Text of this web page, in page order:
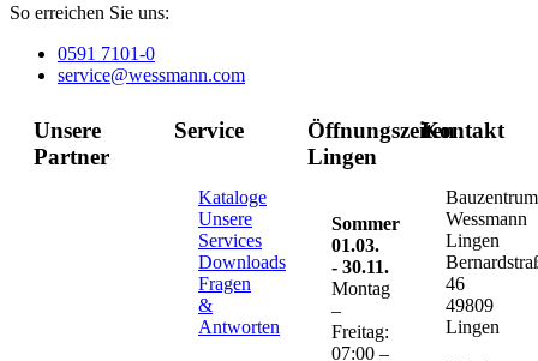
So erreichen Sie uns:
0591 7101-0
service@wessmann.com
Unsere
Partner
Service
Kataloge
Unsere
Services
Downloads
Fragen
&
Antworten
Öffnungszeiten
Lingen
Sommer
01.03.
- 30.11.
Montag
–
Freitag:
07:00 –
Kontakt
Bauzentrum
Wessmann
Lingen
46
49809
Lingen